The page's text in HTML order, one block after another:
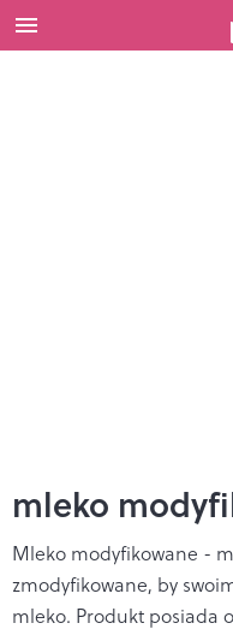
mleko
Mleko modyfikowane -
zmodyfikowane, by
mleko. Produkt posiada